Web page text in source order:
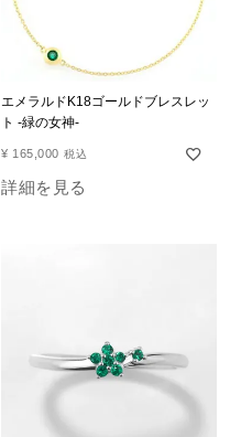
エメラルドK18ゴールドブレスレッ
ト -緑の女神-
¥ 165,000 税込
詳細を見る